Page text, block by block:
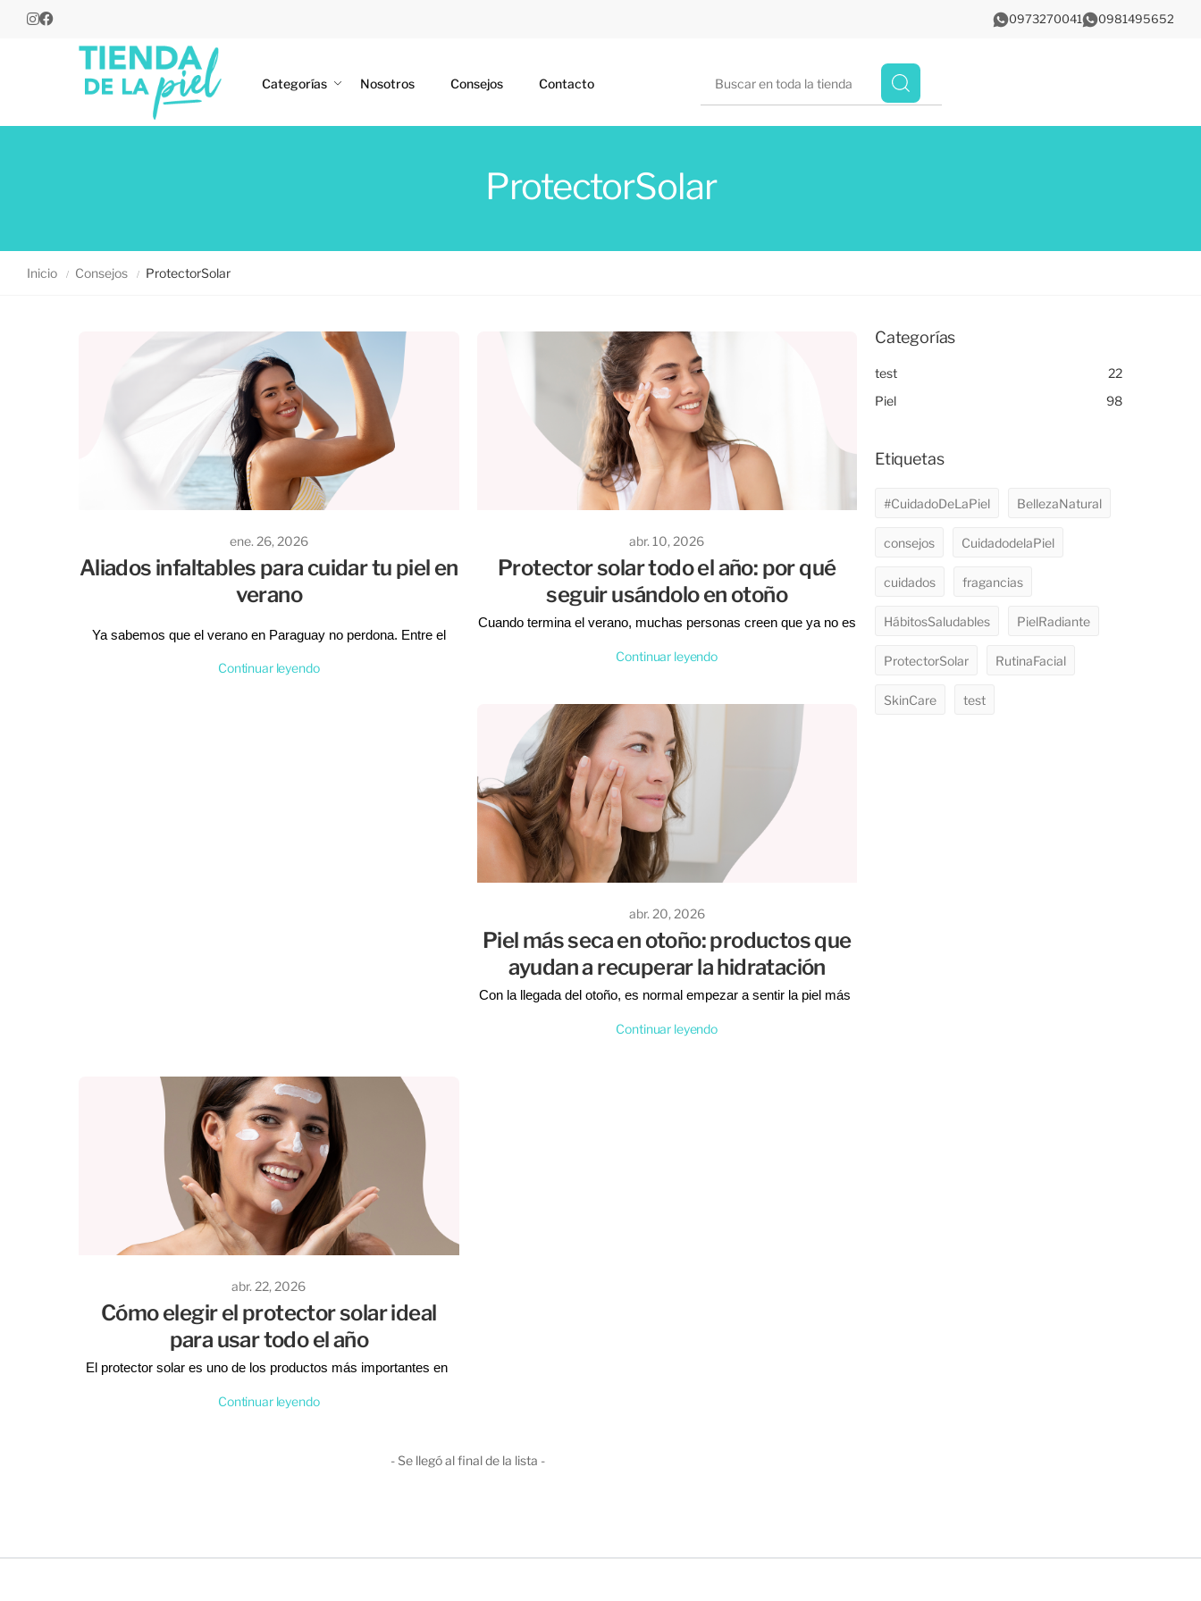
0973270041 0981495652
Categorías Nosotros Consejos Contacto
ProtectorSolar
Inicio Consejos ProtectorSolar
ene. 26, 2026
Aliados infaltables para cuidar tu piel en
verano
Ya sabemos que el verano en Paraguay no perdona. Entre el
puede pasar de estar radiante a sentirse pesada o irritada en un
Continuar leyendo
abr. 10, 2026
Protector solar todo el año: por qué
seguir usándolo en otoño
Cuando termina el verano, muchas personas creen que ya no es
aunque el clima sea más fresco o el sol parezca menos intenso,
Mantener el protector solar en tu rutina diaria es una de las
mejores decisiones para cuidar la salud de tu piel durante todo el
año. EnTienda de La Piel
te contamos por qué es tan
importante seguir usándolo incluso en otoño.
Continuar leyendo
abr. 20, 2026
Piel más seca en otoño: productos que
ayudan a recuperar la hidratación
Con la llegada del otoño, es normal empezar a sentir la piel más
temperatura, el aire más fresco y la menor humedad pueden
Continuar leyendo
abr. 22, 2026
Cómo elegir el protector solar ideal
para usar todo el año
El protector solar es uno de los productos más importantes en
usarlo todos los días ayuda a prevenir manchas, envejecimiento
Pero, ¿cómo elegir el ideal para vos? En Tienda de La Piel te lo
Continuar leyendo
- Se llegó al final de la lista -
Categorías
test
22
Piel
98
Etiquetas
#CuidadoDeLaPiel BellezaNatural
consejos CuidadodelaPiel
cuidados fragancias
HábitosSaludables PielRadiante
ProtectorSolar RutinaFacial
SkinCare test